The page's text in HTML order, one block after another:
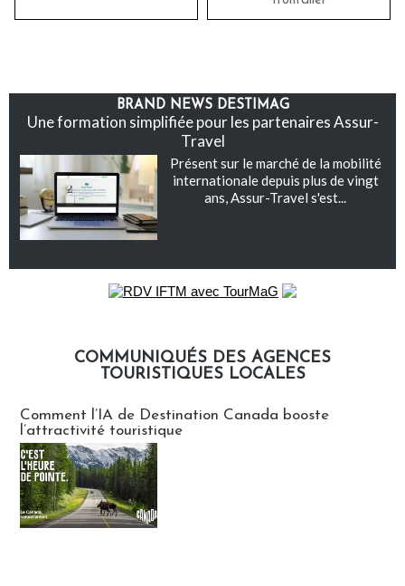
BRAND NEWS DESTIMAG
Une formation simplifiée pour les partenaires Assur-
Travel
Présent sur le marché de la mobilité
internationale depuis plus de vingt
ans, Assur-Travel s'est...
COMMUNIQUÉS DES AGENCES
TOURISTIQUES LOCALES
Comment l’IA de Destination Canada booste
l’attractivité touristique